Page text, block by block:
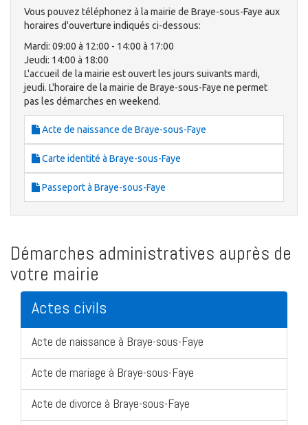
Vous pouvez téléphonez à la mairie de Braye-sous-Faye aux
horaires d'ouverture indiqués ci-dessous:
Mardi: 09:00 à 12:00 - 14:00 à 17:00
Jeudi: 14:00 à 18:00
L'accueil de la mairie est ouvert les jours suivants mardi,
jeudi. L'horaire de la mairie de Braye-sous-Faye ne permet
pas les démarches en weekend.
Acte de naissance de Braye-sous-Faye
Carte identité à Braye-sous-Faye
Passeport à Braye-sous-Faye
Démarches administratives auprès de
votre mairie
Actes civils
Acte de naissance à Braye-sous-Faye
Acte de mariage à Braye-sous-Faye
Acte de divorce à Braye-sous-Faye